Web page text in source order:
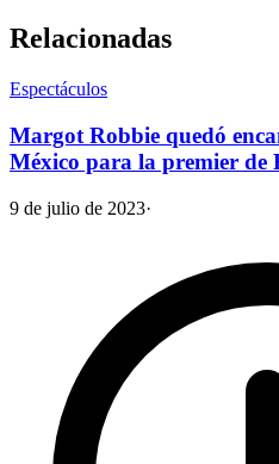
Relacionadas
Espectáculos
Margot Robbie quedó
México para la premier de
9 de julio de 2023·